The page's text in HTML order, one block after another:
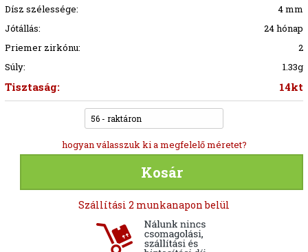
Dísz szélessége:
4 mm
Jótállás:
24 hónap
Priemer zirkónu:
2
Súly:
1.33g
Tisztaság: 14kt
56 - raktáron
hogyan válasszuk ki a megfelelő méretet?
Kosár
Szállítási 2 munkanapon belül